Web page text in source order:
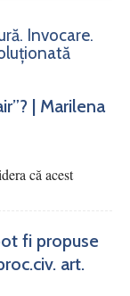
Invocare.
| Marilena
că acest
fi propuse
art.